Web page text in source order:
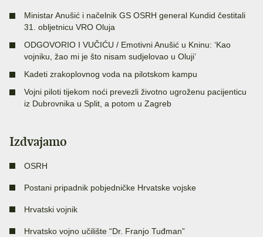
Ministar Anušić i načelnik GS OSRH general Kundid čestitali
31. obljetnicu VRO Oluja
ODGOVORIO I VUČIĆU / Emotivni Anušić u Kninu: ‘Kao
vojniku, žao mi je što nisam sudjelovao u Oluji’
Kadeti zrakoplovnog voda na pilotskom kampu
Vojni piloti tijekom noći prevezli životno ugroženu pacijenticu
iz Dubrovnika u Split, a potom u Zagreb
Izdvajamo
OSRH
Postani pripadnik pobjedničke Hrvatske vojske
Hrvatski vojnik
Hrvatsko vojno učilište “Dr. Franjo Tuđman”